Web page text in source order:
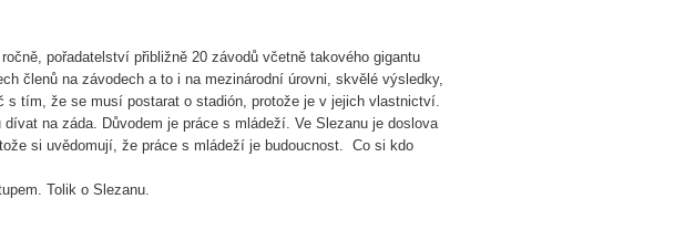
pořadatelství přibližně 20 závodů včetně takového gigantu
členů na závodech a to i na mezinárodní úrovni, skvělé výsledky,
s tím, že se musí postarat o stadión, protože je v jejich vlastnictví.
na záda. Důvodem je práce s mládeží. Ve Slezanu je doslova
si uvědomují, že práce s mládeží je budoucnost. Co si kdo
Tolik o Slezanu.